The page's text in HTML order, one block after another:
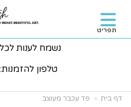
נשמח לענות
טלפון להזמנות:
תפריט
דף בית פד עכבר מעוצב